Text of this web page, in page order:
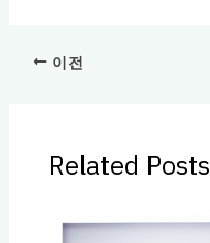
이전
Related Posts